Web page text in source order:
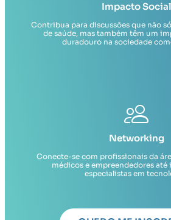
Impacto Social
Contribua para discussões que não
de saúde, mas também têm um
duradouro na sociedade
Networking
Conecte-se com profissionais da
médicos e empreendedores até
especialistas em